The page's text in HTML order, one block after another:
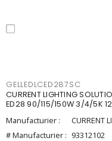
GELLEDLCED287SC
CURRENT LIGHTING
ED28 90/115/150W 3/4/5K
Manufacturier :
CURRENT
# Manufacturier : 93312102